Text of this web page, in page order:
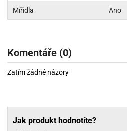
Mířidla Ano
Komentáře (0)
Zatím žádné názory
Jak produkt hodnotíte?